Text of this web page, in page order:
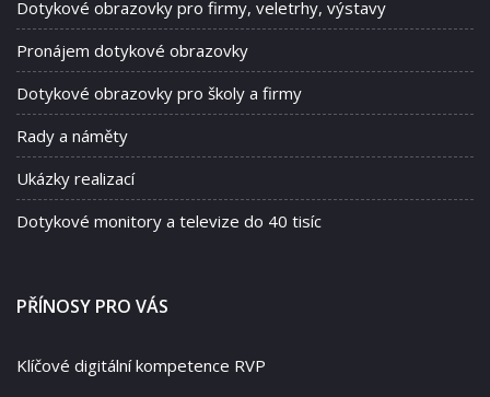
Dotykové obrazovky pro firmy, veletrhy, výstavy
Pronájem dotykové obrazovky
Dotykové obrazovky pro školy a firmy
Rady a náměty
Ukázky realizací
Dotykové monitory a televize do 40 tisíc
PŘÍNOSY PRO VÁS
Klíčové digitální kompetence RVP